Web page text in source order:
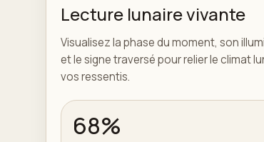
Lecture lunaire vivante
Visualisez la phase du moment, son
et le signe traversé pour relier le climat
vos ressentis.
68%